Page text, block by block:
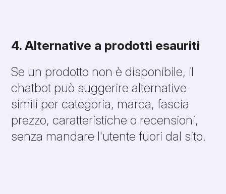
4. Alternative a prodotti esauriti
Se un prodotto non è disponibile, il
chatbot può suggerire alternative
simili per categoria, marca, fascia
prezzo, caratteristiche o recensioni,
senza mandare l'utente fuori dal sito.